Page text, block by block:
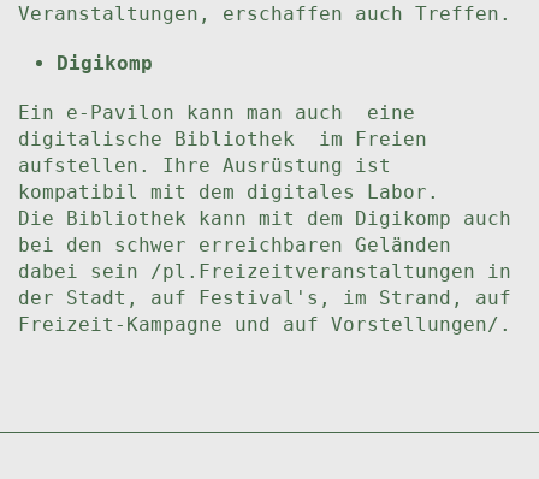
Veranstaltungen, erschaffen auch Treffen.
Digikomp
Ein e-Pavilon kann man auch eine
digitalische Bibliothek im Freien
aufstellen. Ihre Ausrüstung ist
kompatibil mit dem digitales Labor.
Die Bibliothek kann mit dem Digikomp auch
bei den schwer erreichbaren Geländen
dabei sein /pl.Freizeitveranstaltungen in
der Stadt, auf Festival's, im Strand, auf
Freizeit-Kampagne und auf Vorstellungen/.